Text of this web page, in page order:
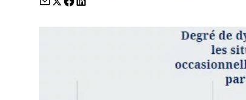
Envoyer par email (nouvelle fenêtre)
Partager sur Twitter (nouvelle fenêtre)
Partager sur Facebook (nouvelle fenêtre)
Partager sur LinkedIn (nouvelle fenêtre)